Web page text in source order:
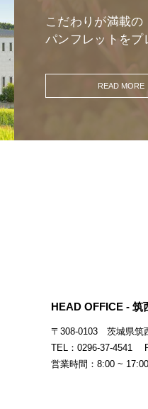
こだわりが満載の
パンフレットをプ
READ MORE
HEAD OFFICE - 筑
〒308-0103 茨城県筑
TEL：0296-37-4541
営業時間：8:00 ~ 17:00